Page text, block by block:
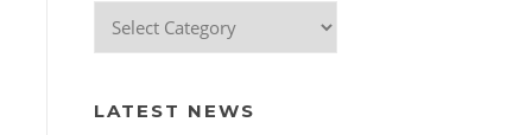
LATEST NEWS